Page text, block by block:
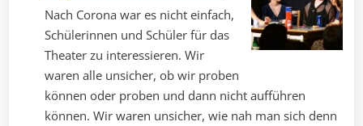
Nach Corona war es nicht einfach,
Schülerinnen und Schüler für das
Theater zu interessieren. Wir
waren alle unsicher, ob wir proben
können oder proben und dann nicht aufführen
können. Wir waren unsicher, wie nah man sich denn